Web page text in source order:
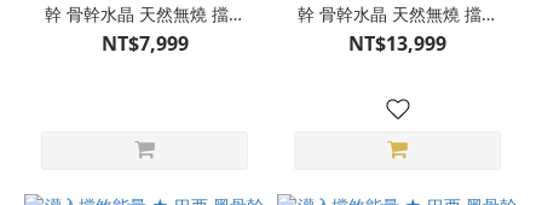
幹 骨幹水晶 天然無燒 擋煞
擋小人 桌上型擺件 (附木座)
S24CC28-20
NT$7,999
幹 骨幹水晶 天然無燒 擋煞
擋小人 桌上型擺件 (附木座)
S24CC28-16
NT$13,999